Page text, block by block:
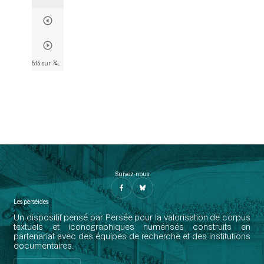
Suivez-nous
Les perséides
Un dispositif pensé par Persée pour la valorisation de corpus
textuels et iconographiques numérisés construits en
partenariat avec des équipes de recherche et des institutions
documentaires.